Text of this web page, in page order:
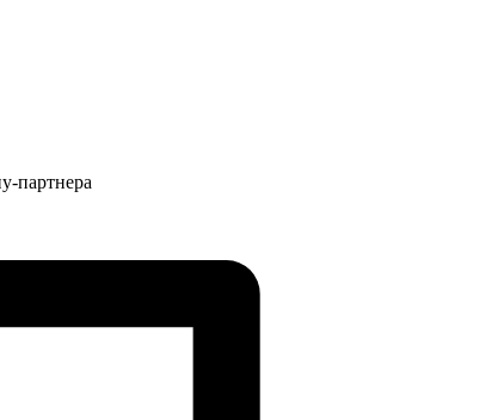
партнера